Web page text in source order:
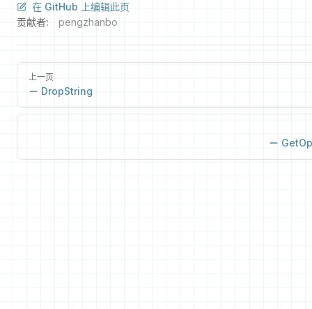
在 GitHub 上编辑此页
贡献者:
pengzhanbo
上一页
DropString